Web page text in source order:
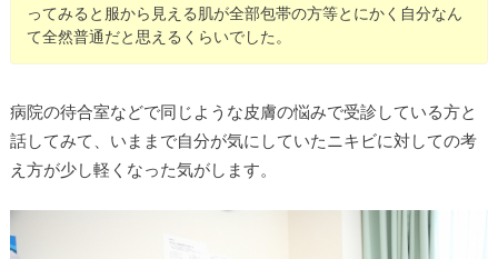
ってみると服から見える肌が全部包帯の方等とにかく自分なん
て全然普通だと思えるくらいでした。
病院の待合室などで同じような皮膚の悩みで受診している方と
話してみて、いままで自分が気にしていたニキビに対しての考
え方が少し軽くなった気がします。